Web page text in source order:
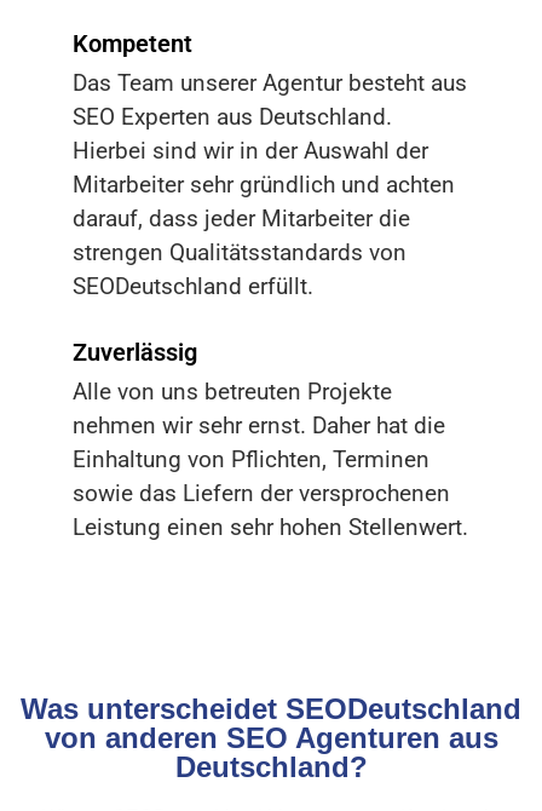
Kompetent
Das Team unserer Agentur besteht aus
SEO Experten aus Deutschland.
Hierbei sind wir in der Auswahl der
Mitarbeiter sehr gründlich und achten
darauf, dass jeder Mitarbeiter die
strengen Qualitätsstandards von
SEODeutschland erfüllt.
Zuverlässig
Alle von uns betreuten Projekte
nehmen wir sehr ernst. Daher hat die
Einhaltung von Pflichten, Terminen
sowie das Liefern der versprochenen
Leistung einen sehr hohen Stellenwert.
Was unterscheidet SEODeutschland
von anderen SEO Agenturen aus
Deutschland?